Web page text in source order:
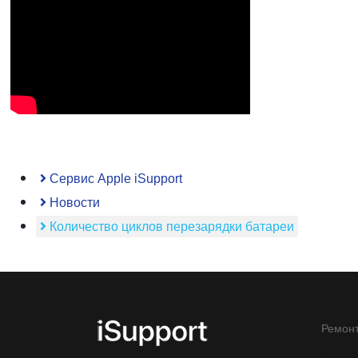
Сервис Apple iSupport
Новости
Количество циклов перезарядки батареи